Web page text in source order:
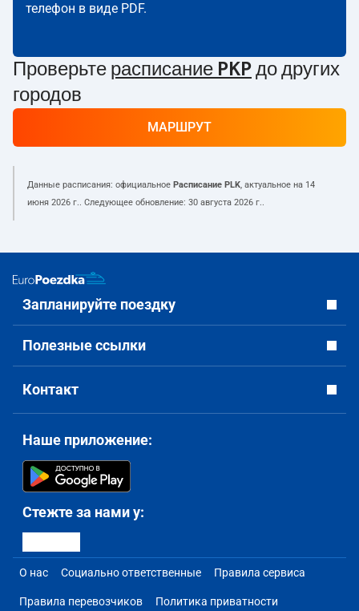
телефон в виде PDF.
Проверьте расписание PKP до других
городов
МАРШРУТ
Данные расписания: официальное Расписание PLK, актуальное на 14
июня 2026 г.. Следующее обновление: 30 августа 2026 г..
Запланируйте поездку
Полезные ссылки
Контакт
Наше приложение:
Стежте за нами у:
О нас Социально ответственные Правила сервиса
Правила перевозчиков Политика приватности